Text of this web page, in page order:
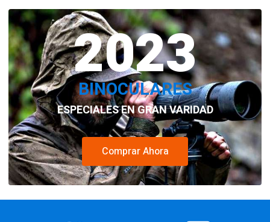
original
era:
$235.620.
actual
es:
$164.220.
original
era:
$289.000.
actual
es:
2023
BINOCULARES
ESPECIALES EN GRAN VARIDAD
Comprar Ahora